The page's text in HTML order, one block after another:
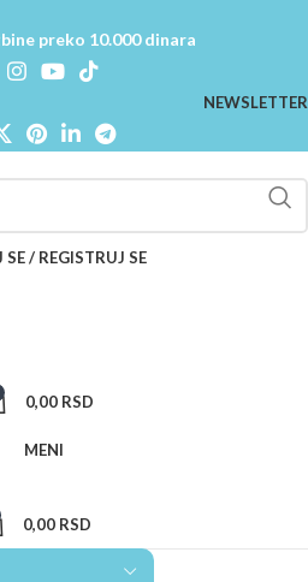
preko 10.000 dinara
NEWSLETTER
SE / REGISTRUJ SE
0,00 RSD
MENI
0,00 RSD